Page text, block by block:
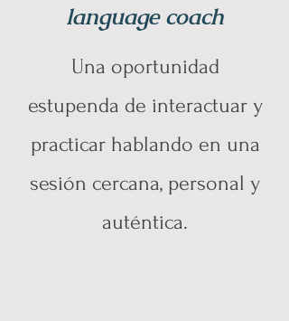
language coach
Una oportunidad
estupenda de interactuar y
practicar hablando en una
sesión cercana, personal y
auténtica.